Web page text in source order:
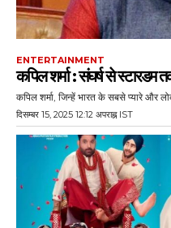
ENTERTAINMENT
कपिल शर्मा : संघर्ष से स्टारडम
कपिल शर्मा, जिन्हें भारत के सबसे प्यारे और
दिसम्बर 15, 2025 12:12 अपराह्न IST